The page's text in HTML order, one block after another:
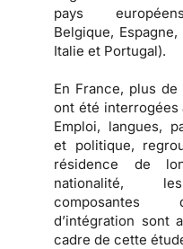
pays
Belgique,
Italie et Portugal).
En France, plus
ont été interrogées
Emploi, langues,
et politique,
résidence de
nationalité,
composantes
d’intégration sont
cadre de cette